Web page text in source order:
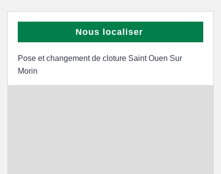
Nous localiser
Pose et changement de cloture Saint Ouen Sur
Morin